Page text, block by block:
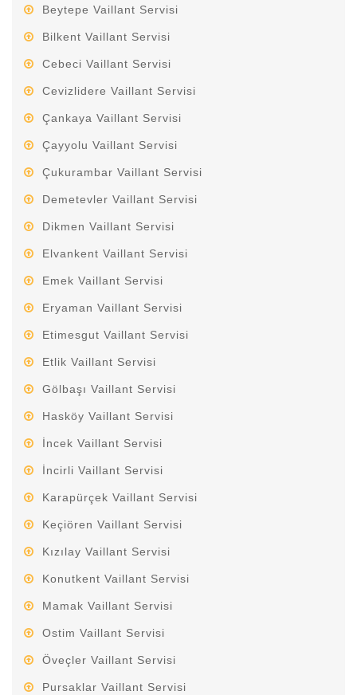
Beytepe Vaillant Servisi
Bilkent Vaillant Servisi
Cebeci Vaillant Servisi
Cevizlidere Vaillant Servisi
Çankaya Vaillant Servisi
Çayyolu Vaillant Servisi
Çukurambar Vaillant Servisi
Demetevler Vaillant Servisi
Dikmen Vaillant Servisi
Elvankent Vaillant Servisi
Emek Vaillant Servisi
Eryaman Vaillant Servisi
Etimesgut Vaillant Servisi
Etlik Vaillant Servisi
Gölbaşı Vaillant Servisi
Hasköy Vaillant Servisi
İncek Vaillant Servisi
İncirli Vaillant Servisi
Karapürçek Vaillant Servisi
Keçiören Vaillant Servisi
Kızılay Vaillant Servisi
Konutkent Vaillant Servisi
Mamak Vaillant Servisi
Ostim Vaillant Servisi
Öveçler Vaillant Servisi
Pursaklar Vaillant Servisi